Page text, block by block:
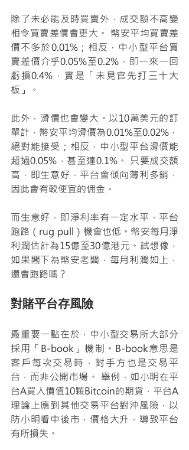
除了未必能及時買賣外，成交額不高變
相令買賣差價會更大。 幣安平均買賣差
價不多於0.01%；相反，中小型平台買
賣差價介乎0.05%至0.2%，即一來一回
虧損0.4%，實是「未見官先打三十大
板」。
此外，滑價也會變大。以10萬美元的訂
單計，幣安平均滑價為0.01%至0.02%，
絕對能接受；相反，中小型平台滑價能
超過0.05%，甚至達0.1%。 只要成交額
高，即生意好，平台會傾向薄利多銷，
因此會有較便宜的佣金。
而生意好，即淨利率有一定水平，平台
跑路（rug pull）機會也低。幣安每月淨
利潤估計為15億至30億港元。試想像，
如果閣下為幣安老闆，每月利潤如上，
還會跑路嗎？
對賭平台存風險
最重要一點在於，中小型交易所大部分
採用「B-book」機制。B-book意思是
客戶每次交易時，對手方也是交易平
台，而非公開市場。 舉例，如小明在平
台A買入價值10顆Bitcoin的期貨，平台A
理論上應到其他交易平台對沖風險，以
防小明看中後市，價格大升，導致平台
有所損失。